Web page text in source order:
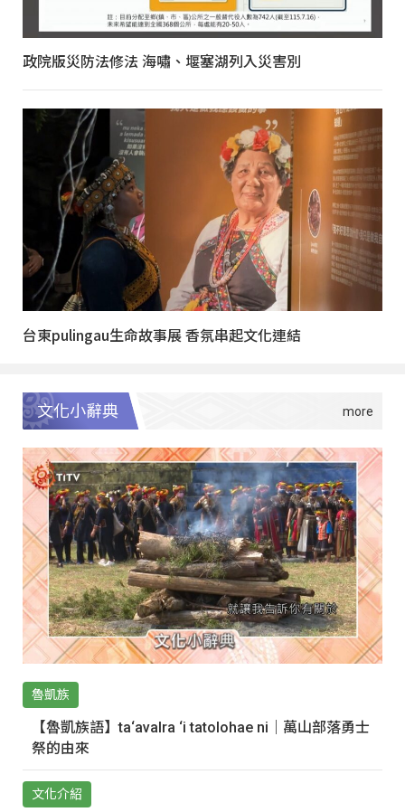
政院版災防法修法 海嘯、堰塞湖列入災害別
台東pulingau生命故事展 香氛串起文化連結
文化小辭典
魯凱族
【魯凱族語】ta‘avalra ‘i tatolohae ni｜萬山部落勇士
祭的由來
文化介紹